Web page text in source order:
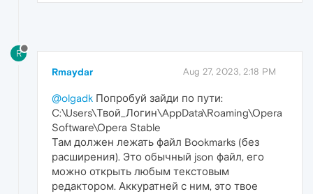
R
Rmaydar Aug 27, 2023, 2:18 PM
@olgadk Попробуй зайди по пути:
C:\Users\Твой_Логин\AppData\Roaming\Opera
Software\Opera Stable
Там должен лежать файл Bookmarks (без
расширения). Это обычный json файл, его
можно открыть любым текстовым
редактором. Аккуратней с ним, это твое